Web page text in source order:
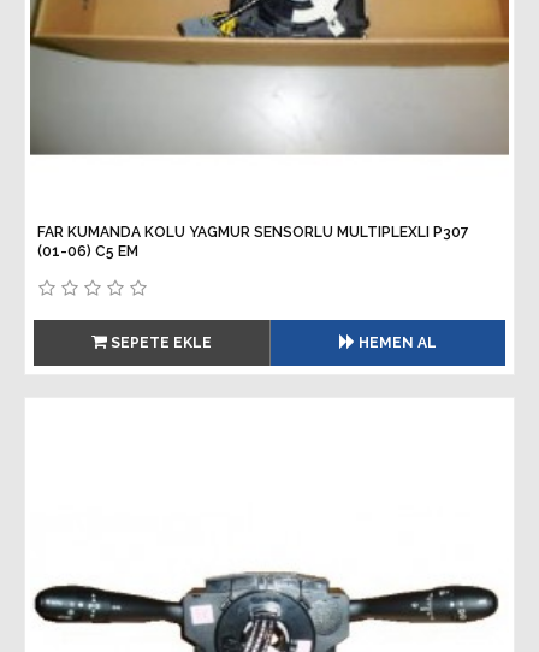
FAR KUMANDA KOLU YAGMUR SENSORLU MULTIPLEXLI P307
(01-06) C5 EM
SEPETE EKLE HEMEN AL